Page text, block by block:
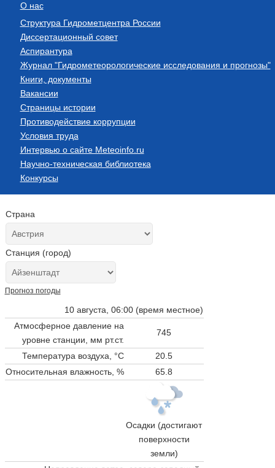
О нас
Структура Гидрометцентра России
Диссертационный совет
Аспирантура
Журнал "Гидрометеорологические исследования и прогнозы"
Книги, документы
Вакансии
Страницы истории
Противодействие коррупции
Условия труда
Интервью о сайте Meteoinfo.ru
Научно-техническая библиотека
Конкурсы
Страна
Станция (город)
Прогноз погоды
10 августа, 06:00 (время местное)
Атмосферное давление на
уровне станции, мм рт.ст.
745
Температура воздуха, °C
20.5
Относительная влажность, %
65.8
Осадки (достигают
поверхности
земли)